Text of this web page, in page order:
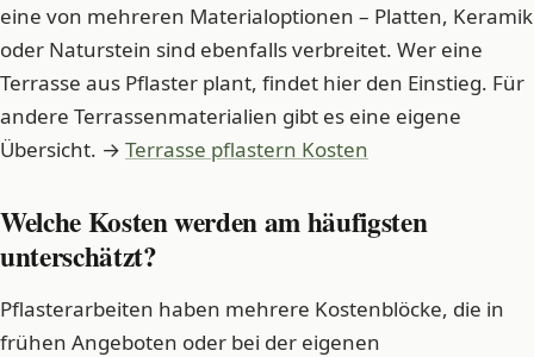
eine von mehreren Materialoptionen – Platten, Keramik
oder Naturstein sind ebenfalls verbreitet. Wer eine
Terrasse aus Pflaster plant, findet hier den Einstieg. Für
andere Terrassenmaterialien gibt es eine eigene
Übersicht. → Terrasse pflastern Kosten
Welche Kosten werden am häufigsten
unterschätzt?
Pflasterarbeiten haben mehrere Kostenblöcke, die in
frühen Angeboten oder bei der eigenen